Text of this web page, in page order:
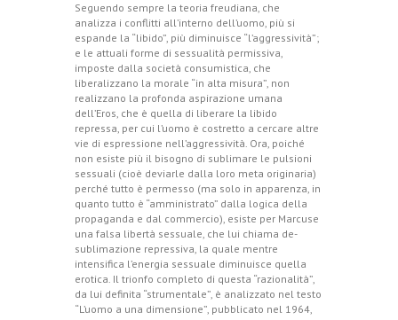
Seguendo sempre la teoria freudiana, che
analizza i conflitti all’interno dell’uomo, più si
espande la “libido”, più diminuisce “l’aggressività”;
e le attuali forme di sessualità permissiva,
imposte dalla società consumistica, che
liberalizzano la morale “in alta misura”, non
realizzano la profonda aspirazione umana
dell’Eros, che è quella di liberare la libido
repressa, per cui l’uomo è costretto a cercare altre
vie di espressione nell’aggressività. Ora, poiché
non esiste più il bisogno di sublimare le pulsioni
sessuali (cioè deviarle dalla loro meta originaria)
perché tutto è permesso (ma solo in apparenza, in
quanto tutto è “amministrato” dalla logica della
propaganda e dal commercio), esiste per Marcuse
una falsa libertà sessuale, che lui chiama de-
sublimazione repressiva, la quale mentre
intensifica l’energia sessuale diminuisce quella
erotica. Il trionfo completo di questa “razionalità”,
da lui definita “strumentale”, è analizzato nel testo
“L’uomo a una dimensione”, pubblicato nel 1964,